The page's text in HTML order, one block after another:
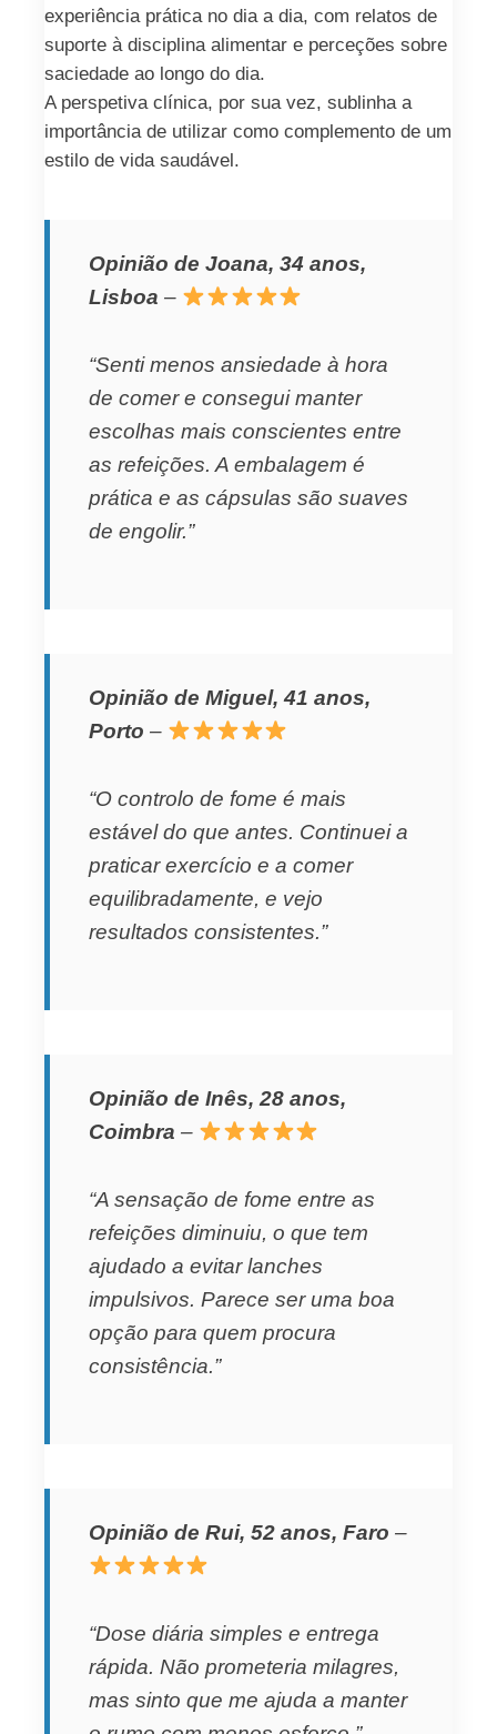
experiência prática no dia a dia, com relatos de
suporte à disciplina alimentar e perceções sobre
saciedade ao longo do dia.
A perspetiva clínica, por sua vez, sublinha a
importância de utilizar como complemento de um
estilo de vida saudável.
Opinião de Joana, 34 anos,
Lisboa –
“Senti menos ansiedade à hora
de comer e consegui manter
escolhas mais conscientes entre
as refeições. A embalagem é
prática e as cápsulas são suaves
de engolir.”
Opinião de Miguel, 41 anos,
Porto –
“O controlo de fome é mais
estável do que antes. Continuei a
praticar exercício e a comer
equilibradamente, e vejo
resultados consistentes.”
Opinião de Inês, 28 anos,
Coimbra –
“A sensação de fome entre as
refeições diminuiu, o que tem
ajudado a evitar lanches
impulsivos. Parece ser uma boa
opção para quem procura
consistência.”
Opinião de Rui, 52 anos, Faro –
“Dose diária simples e entrega
rápida. Não prometeria milagres,
mas sinto que me ajuda a manter